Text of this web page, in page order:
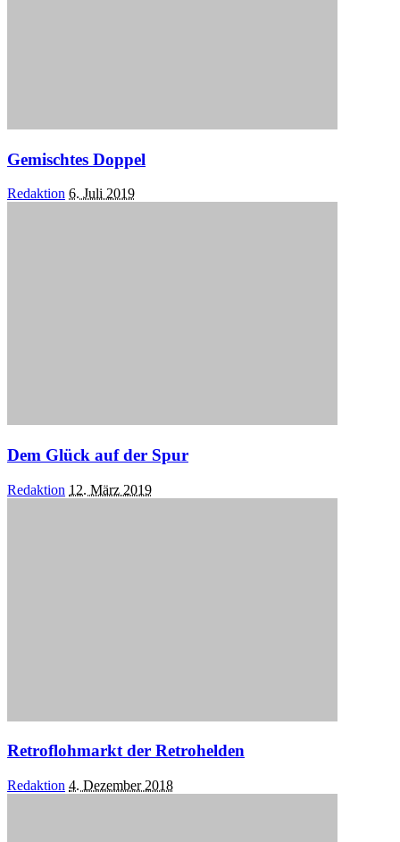
Gemischtes Doppel
Posted
Redaktion 6. Juli 2019
Dem Glück auf der Spur
Posted
Redaktion 12. März 2019
Retroflohmarkt der Retrohelden
Posted
Redaktion 4. Dezember 2018